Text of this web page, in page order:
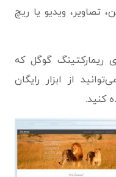
تصاویر، ویدیو یا ریچ
ریمارکتینگ گوگل که
از ابزار رایگان